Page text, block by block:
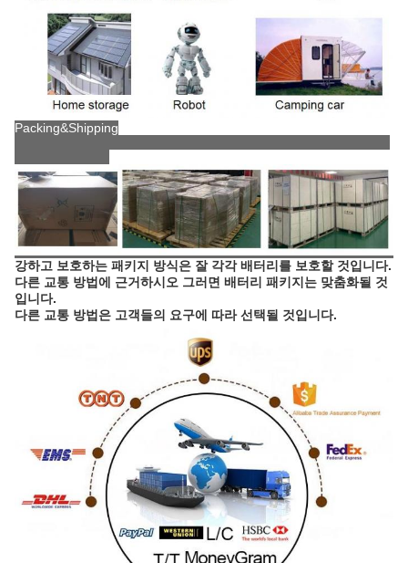
Packing&Shipping
강하고 보호하는 패키지 방식은 잘 각각 배터리를 보호할 것입니다.
다른 교통 방법에 근거하시오 그러면 배터리 패키지는 맞춤화될 것
입니다.
다른 교통 방법은 고객들의 요구에 따라 선택될 것입니다.